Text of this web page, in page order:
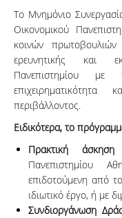
Το Μνημόνιο
Οικονομικού
κοινών
ερευνητικής και
Πανεπιστημίου
περιβάλλοντος.
Ειδικότερα, το
Πρακτική
Πανεπιστημίου
επιδοτούμενη από
ιδιωτικό έργο, ή με
Συνδιοργάνωση